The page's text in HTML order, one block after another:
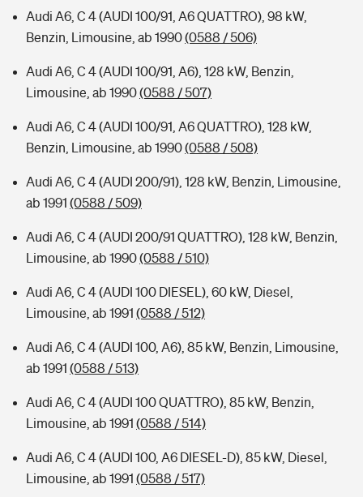
Kinderunfall-Check: Mehr Sicherheit für deine Kids
Typklassen: So ist Ihr Auto eingestuft
Sie haben Fragen?
Audi A6, C 4 (AUDI 100/91, A6 QUATTRO), 98 kW,
Benzin, Limousine, ab 1990(0588 / 506)
Audi A6, C 4 (AUDI 100/91, A6), 128 kW, Benzin,
Limousine, ab 1990(0588 / 507)
Audi A6, C 4 (AUDI 100/91, A6 QUATTRO), 128 kW,
Benzin, Limousine, ab 1990(0588 / 508)
Audi A6, C 4 (AUDI 200/91), 128 kW, Benzin, Limousine,
ab 1991 (0588 / 509)
Audi A6, C 4 (AUDI 200/91 QUATTRO), 128 kW, Benzin,
Limousine, ab 1990(0588 / 510)
Audi A6, C 4 (AUDI 100 DIESEL), 60 kW, Diesel,
Limousine, ab 1991 (0588 / 512)
Audi A6, C 4 (AUDI 100, A6), 85 kW, Benzin, Limousine,
ab 1991 (0588 / 513)
Audi A6, C 4 (AUDI 100 QUATTRO), 85 kW, Benzin,
Limousine, ab 1991 (0588 / 514)
Audi A6, C 4 (AUDI 100, A6 DIESEL-D), 85 kW, Diesel,
Limousine, ab 1991 (0588 / 517)